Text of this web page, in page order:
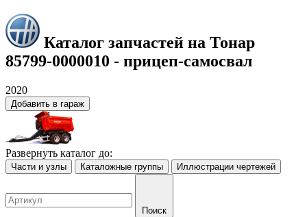
Каталог запчастей на Тонар
85799-0000010 - прицеп-самосвал
2020
Добавить в гараж
Развернуть каталог до:
Части и узлы Каталожные группы Иллюстрации чертежей
Поиск